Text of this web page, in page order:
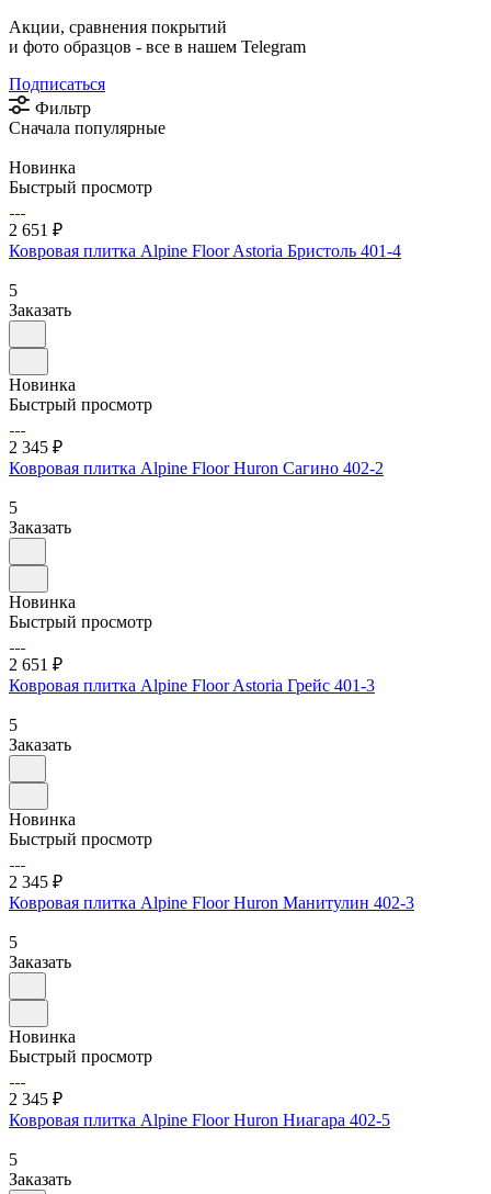
Акции, сравнения покрытий
и фото образцов - все в нашем Telegram
Подписаться
Фильтр
Сначала популярные
Новинка
Быстрый просмотр
2 651 ₽
Ковровая плитка Alpine Floor Astoria Бристоль 401-4
5
Заказать
Новинка
Быстрый просмотр
2 345 ₽
Ковровая плитка Alpine Floor Huron Сагино 402-2
5
Заказать
Новинка
Быстрый просмотр
2 651 ₽
Ковровая плитка Alpine Floor Astoria Грейс 401-3
5
Заказать
Новинка
Быстрый просмотр
2 345 ₽
Ковровая плитка Alpine Floor Huron Манитулин 402-3
5
Заказать
Новинка
Быстрый просмотр
2 345 ₽
Ковровая плитка Alpine Floor Huron Ниагара 402-5
5
Заказать